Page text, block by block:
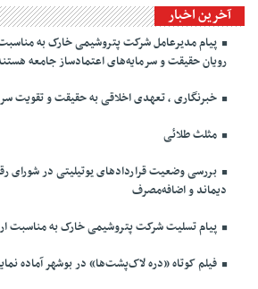
آخرین اخبار
پیام مدیرعامل شرکت پتروشیمی خارک به مناسبت
رویان حقیقت و سرمایه‌های اعتمادساز جامعه
خبرنگاری ، تعهدی اخلاقی به حقیقت و تقویت
مثلث طلائی
بررسی وضعیت قراردادهای یوتیلیتی در شورای
دیماند و اضافه‌مصرف
پیام تسلیت شرکت پتروشیمی خارک به مناسبت
فیلم کوتاه «دره لاک‌پشت‌ها» در بوشهر آماده